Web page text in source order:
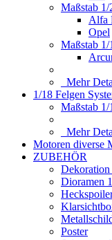
Maßstab 1/
Alfa
Opel
Maßstab 1/
Mehr
1/18 Felgen
Maßstab 1/
Mehr
Motoren diverse
ZUBEHÖR
Dekoration
Dioramen
Poster